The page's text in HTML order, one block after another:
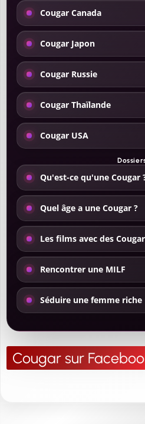
Cougar Canada
Cougar Japon
Cougar Russie
Cougar Thaïlande
Cougar USA
Qu'est-ce qu'une Cougar
Quel âge a une Cougar ?
Les films avec des
Rencontrer une MILF
Séduire une femme riche
Cougar sur